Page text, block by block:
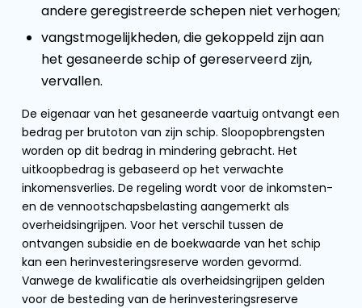
andere geregistreerde schepen niet verhogen;
vangstmogelijkheden, die gekoppeld zijn aan
het gesaneerde schip of gereserveerd zijn,
vervallen.
De eigenaar van het gesaneerde vaartuig ontvangt een
bedrag per brutoton van zijn schip. Sloopopbrengsten
worden op dit bedrag in mindering gebracht. Het
uitkoopbedrag is gebaseerd op het verwachte
inkomensverlies. De regeling wordt voor de inkomsten-
en de vennootschapsbelasting aangemerkt als
overheidsingrijpen. Voor het verschil tussen de
ontvangen subsidie en de boekwaarde van het schip
kan een herinvesteringsreserve worden gevormd.
Vanwege de kwalificatie als overheidsingrijpen gelden
voor de besteding van de herinvesteringsreserve